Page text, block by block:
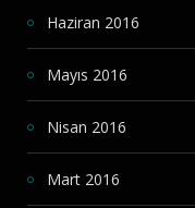
Haziran 2016
Mayıs 2016
Nisan 2016
Mart 2016